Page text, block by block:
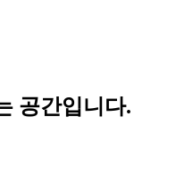
공간입니다.